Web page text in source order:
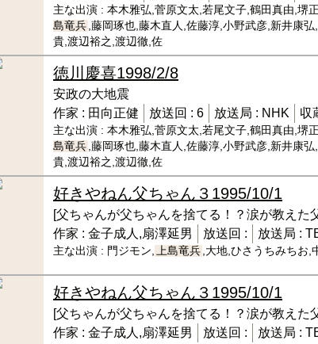
主な出演 : 本木雅弘,菅原文太,若尾文子,鶴田真由,堺
島竜兵 ,藤岡琢也,藤木直人,佐藤淳,小野武彦,新井康
貴,渡辺裕之,渡辺徹,佐
徳川慶喜1998/2/8
安政の大地震
作家 : 田向正健 放送回 : 6 放送局 : NHK 収
主な出演 : 本木雅弘,菅原文太,若尾文子,鶴田真由,堺
島竜兵 ,藤岡琢也,藤木直人,佐藤淳,小野武彦,新井康
貴,渡辺裕之,渡辺徹,佐
好きやねん父ちゃん３ 1995/10/1
[父ちゃんが父ちゃんを捨てる！？涙が教えた
作家 : 金子成人,扇澤延男 放送回 : 放送局 :
主な出演 : 門ジモン, 上島竜兵 ,大地,ひさうちみちお
好きやねん父ちゃん３ 1995/10/1
[父ちゃんが父ちゃんを捨てる！？涙が教えた
作家 : 金子成人,扇澤延男 放送回 : 放送局 :